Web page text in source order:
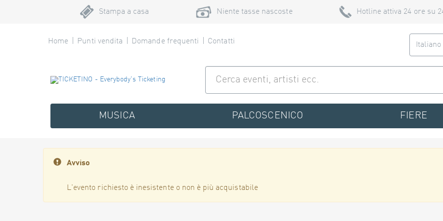
Stampa a casa Niente tasse nascoste Hotline attiva 24 ore su
Home Punti vendita Domande frequenti Contatti Italiano
MUSICA PALCOSCENICO FIERE
Avviso
L'evento richiesto è inesistente o non è più acquistabile